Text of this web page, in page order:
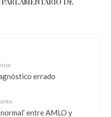
errado
entre AMLO y